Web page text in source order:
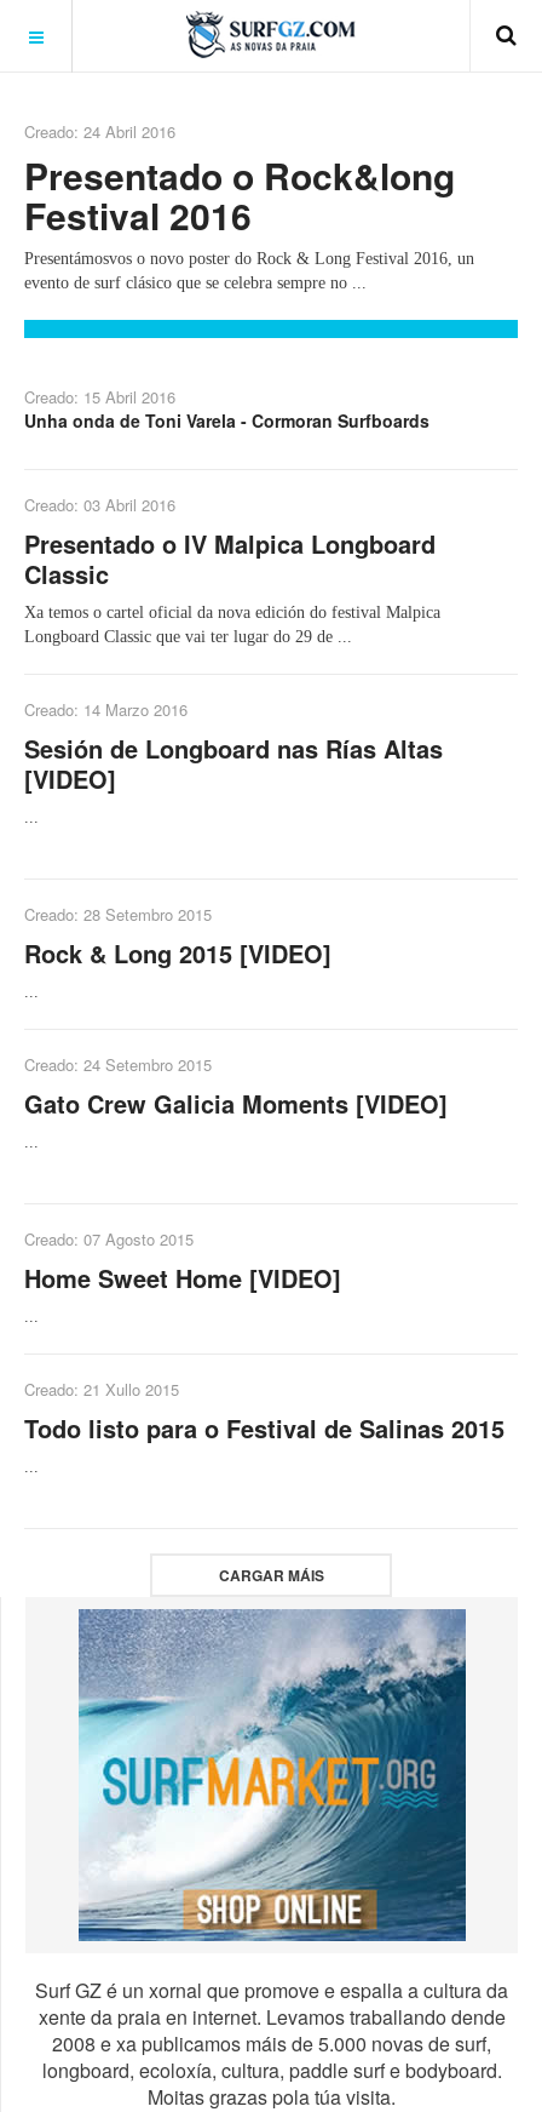
Creado: 24 Abril 2016
Presentado o Rock&long
Festival 2016
Presentámosvos o novo poster do Rock & Long Festival 2016, un
evento de surf clásico que se celebra sempre no ...
Creado: 15 Abril 2016
Unha onda de Toni Varela - Cormoran Surfboards
Creado: 03 Abril 2016
Presentado o IV Malpica Longboard
Classic
Xa temos o cartel oficial da nova edición do festival Malpica
Longboard Classic que vai ter lugar do 29 de ...
Creado: 14 Marzo 2016
Sesión de Longboard nas Rías Altas
[VIDEO]
...
Creado: 28 Setembro 2015
Rock & Long 2015 [VIDEO]
...
Creado: 24 Setembro 2015
Gato Crew Galicia Moments [VIDEO]
...
Creado: 07 Agosto 2015
Home Sweet Home [VIDEO]
...
Creado: 21 Xullo 2015
Todo listo para o Festival de Salinas 2015
...
CARGAR MÁIS
Surf GZ é un xornal que promove e espalla a cultura da
xente da praia en internet. Levamos traballando dende
2008 e xa publicamos máis de 5.000 novas de surf,
longboard, ecoloxía, cultura, paddle surf e bodyboard.
Moitas grazas pola túa visita.